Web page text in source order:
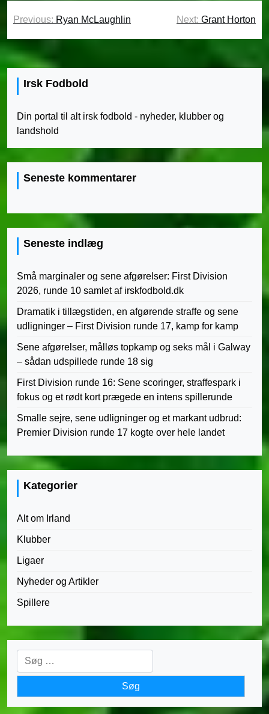
Indlægsnavigation
Previous: Ryan McLaughlin Next: Grant Horton
Irsk Fodbold
Din portal til alt irsk fodbold - nyheder, klubber og
landshold
Seneste kommentarer
Seneste indlæg
Små marginaler og sene afgørelser: First Division
2026, runde 10 samlet af irskfodbold.dk
Dramatik i tillægstiden, en afgørende straffe og sene
udligninger – First Division runde 17, kamp for kamp
Sene afgørelser, målløs topkamp og seks mål i Galway
– sådan udspillede runde 18 sig
First Division runde 16: Sene scoringer, straffespark i
fokus og et rødt kort prægede en intens spillerunde
Smalle sejre, sene udligninger og et markant udbrud:
Premier Division runde 17 kogte over hele landet
Kategorier
Alt om Irland
Klubber
Ligaer
Nyheder og Artikler
Spillere
Søg
efter: